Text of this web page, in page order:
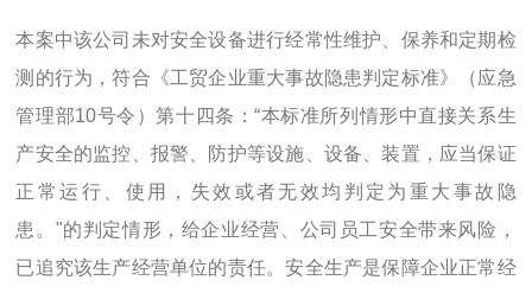
本案中该公司未对安全设备进行经常性维护、保养和定期检
测的行为，符合《工贸企业重大事故隐患判定标准》（应急
管理部10号令）第十四条：“本标准所列情形中直接关系生
产安全的监控、报警、防护等设施、设备、装置，应当保证
正常运行、使用，失效或者无效均判定为重大事故隐
患。"的判定情形，给企业经营、公司员工安全带来风险，
已追究该生产经营单位的责任。安全生产是保障企业正常经